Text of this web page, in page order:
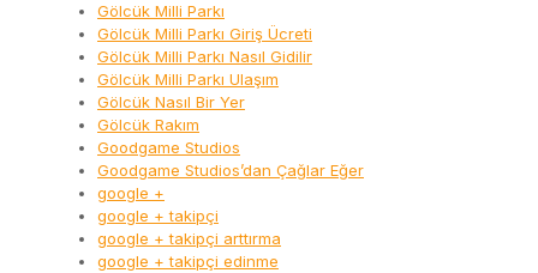
Gölcük Milli Parkı
Gölcük Milli Parkı Giriş Ücreti
Gölcük Milli Parkı Nasıl Gidilir
Gölcük Milli Parkı Ulaşım
Gölcük Nasıl Bir Yer
Gölcük Rakım
Goodgame Studios
Goodgame Studios’dan Çağlar Eğer
google +
google + takipçi
google + takipçi arttırma
google + takipçi edinme